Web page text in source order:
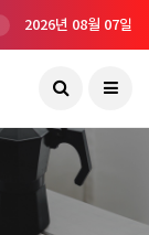
2026년 08월 07일